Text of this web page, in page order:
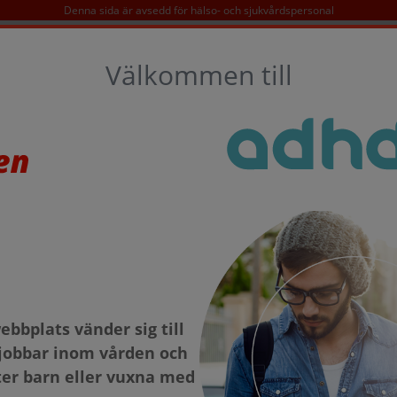
Denna sida är avsedd för hälso- och sjukvårdspersonal
TAKEDA OCH ADHD
Välkommen till
vänder sig till
inom vården och
barn eller vuxna med